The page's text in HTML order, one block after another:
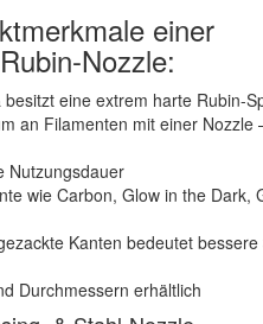
einer
Nozzle:
eine extrem harte Rubin-
an Filamenten mit einer Nozzle
Nutzungsdauer
wie Carbon, Glow in the Dark,
Kanten bedeutet bessere
Durchmessern erhältlich